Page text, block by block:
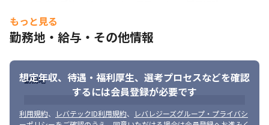
・中小製造業に特化したSaaS事業を展開します
・具体的には、「見積の自動化システム」です
・2次元で届いたFAXやメールの画像データをAIで解析し、必要な
ロジェクトにご参画いただきます
■ この仕事の面白み、魅力
ができます
・フロントエンド、バックエンドに関わるWebサービス開発経験
・分散処理に関する開発/運用経験
もっと見る
勤務地・給与・その他情報
想定年収、待遇・福利厚生、 選考プロセスなどを確認
するには会員登録が必要です
利用規約、 レバテックID利用規約、
レバレジーズグループ・プライバシ
勤務地